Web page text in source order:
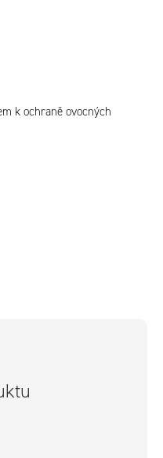
k ochraně ovocných